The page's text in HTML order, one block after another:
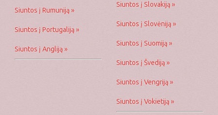
Siuntos į Rumuniją »
Siuntos į Portugaliją »
Siuntos į Angliją »
Siuntos į Slovakiją »
Siuntos į Slovėniją »
Siuntos į Suomiją »
Siuntos į Švediją »
Siuntos į Vengriją »
Siuntos į Vokietiją »